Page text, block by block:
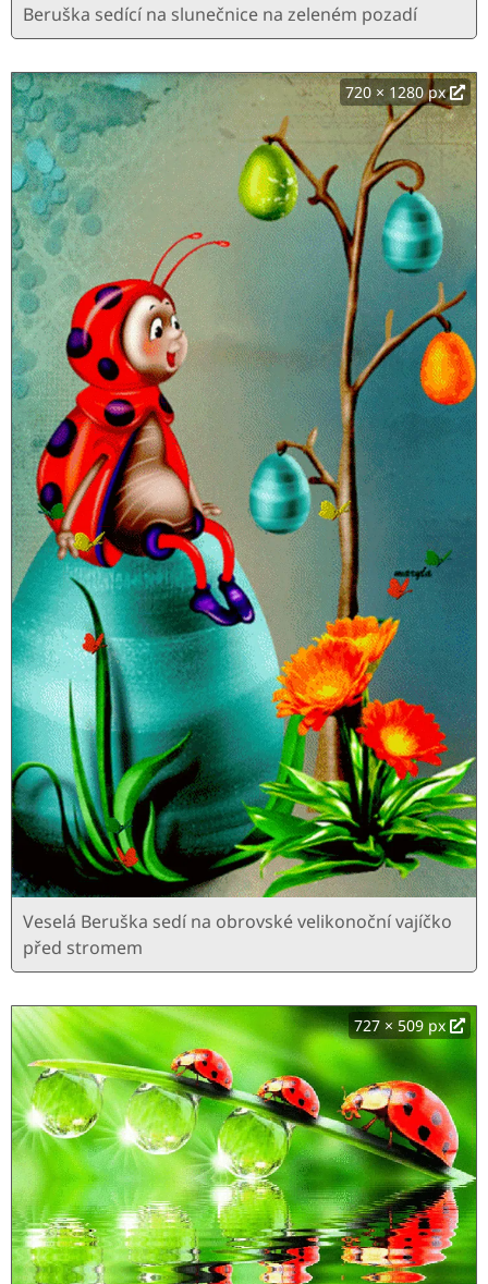
Beruška sedící na slunečnice na zeleném pozadí
720 × 1280 px
Veselá Beruška sedí na obrovské velikonoční vajíčko
před stromem
727 × 509 px